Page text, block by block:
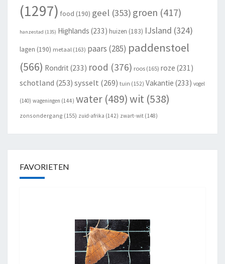
(1297) food (190) geel (353) groen (417)
hanzestad (135) Highlands (233) huizen (183) IJsland (324)
lagen (190) metaal (163) paars (285) paddenstoel
(566) Rondrit (233) rood (376) roos (165) roze (231)
schotland (253) sysselt (269) tuin (152) Vakantie (233) vogel
(140) wageningen (144) water (489)wit (538)
zonsondergang (155) zuid-afrika (142) zwart-wit (148)
FAVORIETEN